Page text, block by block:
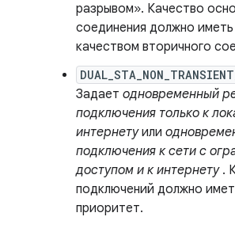
разрывом». Качество
соединения должно
качеством вторичного
Задает одновременный
подключения только к
интернетуили
подключения к сети с
доступом и к интернету.
подключений должно
приоритет.